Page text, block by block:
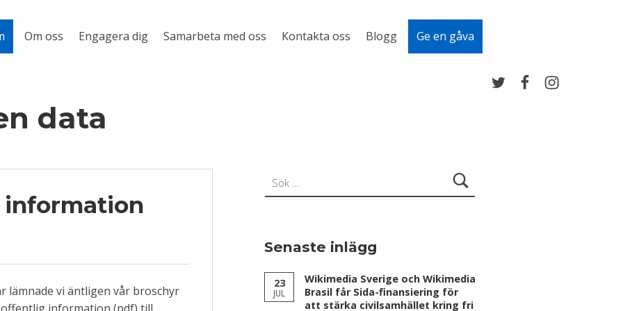
Om oss Engagera dig Samarbeta med oss Kontakta oss Blogg Ge en gåva
data
lämnade vi äntligen vår broschyr
Senaste inlägg
23
JUL
Wikimedia Sverige och Wikimedia
Brasil får Sida-finansiering för
att stärka civilsamhället kring fri